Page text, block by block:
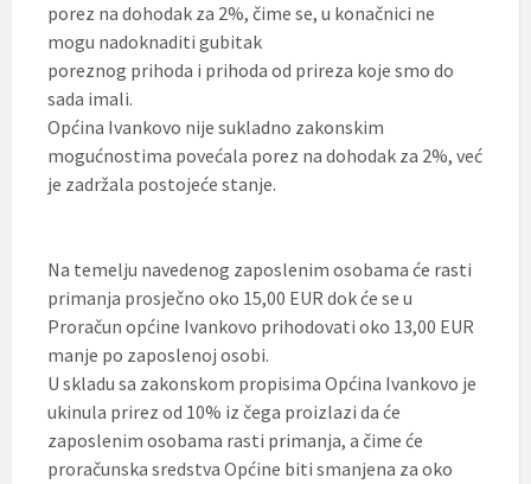
porez na dohodak za 2%, čime se, u konačnici ne
mogu nadoknaditi gubitak
poreznog prihoda i prihoda od prireza koje smo do
sada imali.
Općina Ivankovo nije sukladno zakonskim
mogućnostima povećala porez na dohodak za 2%, već
je zadržala postojeće stanje.
Na temelju navedenog zaposlenim osobama će rasti
primanja prosječno oko 15,00 EUR dok će se u
Proračun općine Ivankovo prihodovati oko 13,00 EUR
manje po zaposlenoj osobi.
U skladu sa zakonskom propisima Općina Ivankovo je
ukinula prirez od 10% iz čega proizlazi da će
zaposlenim osobama rasti primanja, a čime će
proračunska sredstva Općine biti smanjena za oko